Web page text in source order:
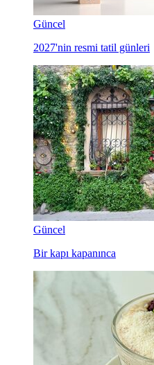
Güncel
2027'nin resmi tatil günleri
Güncel
Bir kapı kapanınca